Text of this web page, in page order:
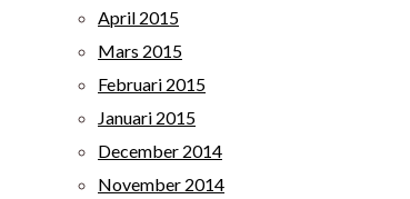
April 2015
Mars 2015
Februari 2015
Januari 2015
December 2014
November 2014